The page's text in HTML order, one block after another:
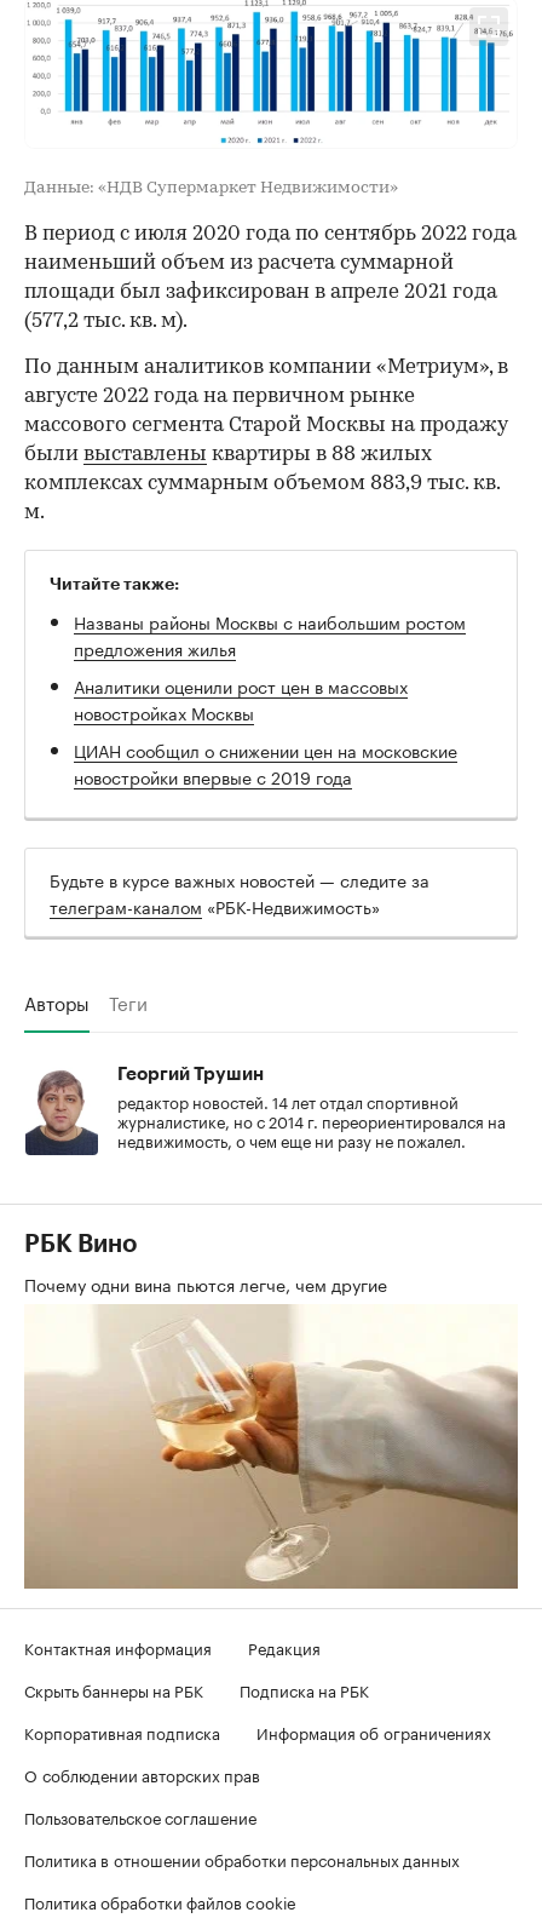
Данные: «НДВ Супермаркет Недвижимости»
В период с июля 2020 года по сентябрь 2022 года
наименьший объем из расчета суммарной
площади был зафиксирован в апреле 2021 года
(577,2 тыс. кв. м).
По данным аналитиков компании «Метриум», в
августе 2022 года на первичном рынке
массового сегмента Старой Москвы на продажу
были выставлены квартиры в 88 жилых
комплексах суммарным объемом 883,9 тыс. кв.
м.
Читайте также:
Названы районы Москвы с наибольшим ростом
предложения жилья
Аналитики оценили рост цен в массовых
новостройках Москвы
ЦИАН сообщил о снижении цен на московские
новостройки впервые с 2019 года
Будьте в курсе важных новостей — следите за
телеграм-каналом «РБК-Недвижимость»
Авторы Теги
Георгий Трушин
редактор новостей. 14 лет отдал спортивной
журналистике, но с 2014 г. переориентировался на
недвижимость, о чем еще ни разу не пожалел.
РБК Вино
Почему одни вина пьются легче, чем другие
Контактная информация
Редакция
Скрыть баннеры на РБК
Подписка на РБК
Корпоративная подписка
Информация об ограничениях
О соблюдении авторских прав
Пользовательское соглашение
Политика в отношении обработки персональных данных
Политика обработки файлов cookie